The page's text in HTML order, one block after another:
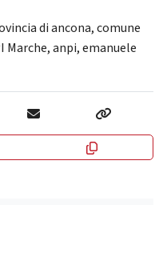
di ancona,comune
Marche,anpi,emanuele